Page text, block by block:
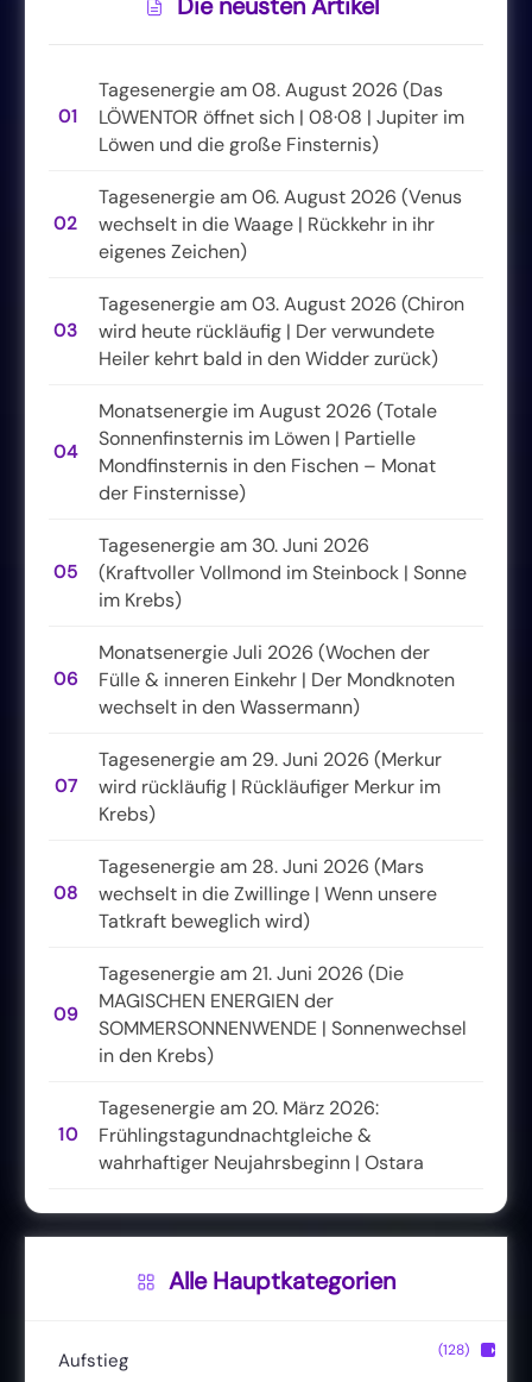
Die neusten Artikel
01
Tagesenergie am 08. August 2026 (Das
LÖWENTOR öffnet sich | 08·08 | Jupiter im
Löwen und die große Finsternis)
02
Tagesenergie am 06. August 2026 (Venus
wechselt in die Waage | Rückkehr in ihr
eigenes Zeichen)
03
Tagesenergie am 03. August 2026 (Chiron
wird heute rückläufig | Der verwundete
Heiler kehrt bald in den Widder zurück)
04
Monatsenergie im August 2026 (Totale
Sonnenfinsternis im Löwen | Partielle
Mondfinsternis in den Fischen – Monat
der Finsternisse)
05
Tagesenergie am 30. Juni 2026
(Kraftvoller Vollmond im Steinbock | Sonne
im Krebs)
06
Monatsenergie Juli 2026 (Wochen der
Fülle & inneren Einkehr | Der Mondknoten
wechselt in den Wassermann)
07
Tagesenergie am 29. Juni 2026 (Merkur
wird rückläufig | Rückläufiger Merkur im
Krebs)
08
Tagesenergie am 28. Juni 2026 (Mars
wechselt in die Zwillinge | Wenn unsere
Tatkraft beweglich wird)
09
Tagesenergie am 21. Juni 2026 (Die
MAGISCHEN ENERGIEN der
SOMMERSONNENWENDE | Sonnenwechsel
in den Krebs)
10
Tagesenergie am 20. März 2026:
Frühlingstagundnachtgleiche &
wahrhaftiger Neujahrsbeginn | Ostara
Alle Hauptkategorien
Aufstieg (128) ▶